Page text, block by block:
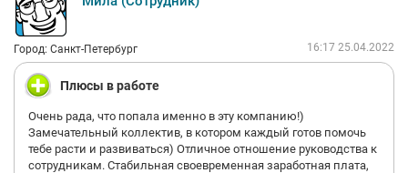
Город: Санкт-Петербург 16:17 25.04.2022
Плюсы в работе
Очень рада, что попала именно в эту компанию!)
Замечательный коллектив, в котором каждый готов помочь
тебе расти и развиваться) Отличное отношение руководства к
сотрудникам. Стабильная своевременная заработная плата,